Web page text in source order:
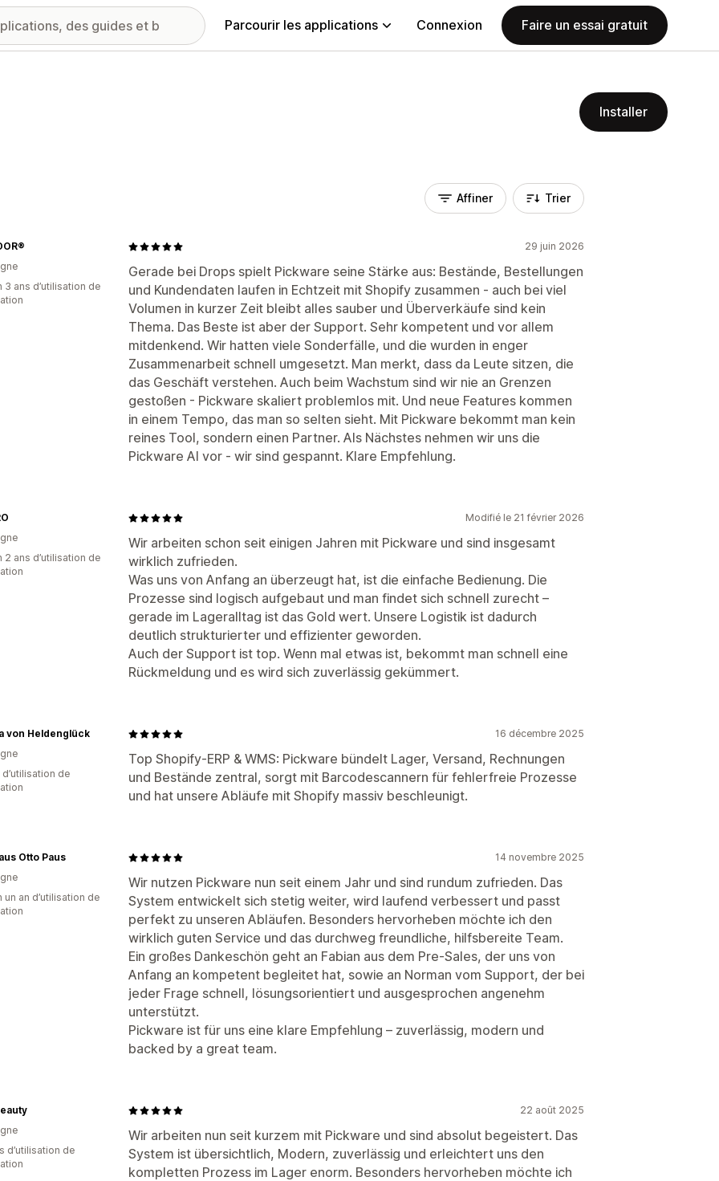
Parcourir les applications Connexion Faire un essai gratuit
Installer
Affiner Trier
29 juin 2026
Gerade bei Drops spielt Pickware seine Stärke aus: Bestände, Bestellungen
und Kundendaten laufen in Echtzeit mit Shopify zusammen - auch bei viel
Volumen in kurzer Zeit bleibt alles sauber und Überverkäufe sind kein
Thema. Das Beste ist aber der Support. Sehr kompetent und vor allem
mitdenkend. Wir hatten viele Sonderfälle, und die wurden in enger
Zusammenarbeit schnell umgesetzt. Man merkt, dass da Leute sitzen, die
das Geschäft verstehen. Auch beim Wachstum sind wir nie an Grenzen
gestoßen - Pickware skaliert problemlos mit. Und neue Features kommen
in einem Tempo, das man so selten sieht. Mit Pickware bekommt man kein
reines Tool, sondern einen Partner. Als Nächstes nehmen wir uns die
Pickware AI vor - wir sind gespannt. Klare Empfehlung.
3 ans d’utilisation de
Modifié le 21 février 2026
Wir arbeiten schon seit einigen Jahren mit Pickware und sind insgesamt
wirklich zufrieden.
Was uns von Anfang an überzeugt hat, ist die einfache Bedienung. Die
Prozesse sind logisch aufgebaut und man findet sich schnell zurecht –
gerade im Lageralltag ist das Gold wert. Unsere Logistik ist dadurch
deutlich strukturierter und effizienter geworden.
Auch der Support ist top. Wenn mal etwas ist, bekommt man schnell eine
Rückmeldung und es wird sich zuverlässig gekümmert.
2 ans d’utilisation de
16 décembre 2025
Top Shopify-ERP & WMS: Pickware bündelt Lager, Versand, Rechnungen
und Bestände zentral, sorgt mit Barcodescannern für fehlerfreie Prozesse
und hat unsere Abläufe mit Shopify massiv beschleunigt.
von Heldenglück
de
14 novembre 2025
Wir nutzen Pickware nun seit einem Jahr und sind rundum zufrieden. Das
System entwickelt sich stetig weiter, wird laufend verbessert und passt
perfekt zu unseren Abläufen. Besonders hervorheben möchte ich den
wirklich guten Service und das durchweg freundliche, hilfsbereite Team.
Ein großes Dankeschön geht an Fabian aus dem Pre-Sales, der uns von
Anfang an kompetent begleitet hat, sowie an Norman vom Support, der bei
jeder Frage schnell, lösungsorientiert und ausgesprochen angenehm
unterstützt.
Pickware ist für uns eine klare Empfehlung – zuverlässig, modern und
backed by a great team.
Otto Paus
un an d’utilisation de
22 août 2025
Wir arbeiten nun seit kurzem mit Pickware und sind absolut begeistert. Das
System ist übersichtlich, Modern, zuverlässig und erleichtert uns den
kompletten Prozess im Lager enorm. Besonders hervorheben möchte ich
d’utilisation de